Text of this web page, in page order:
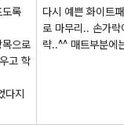
록
으로
고 학
다지
다시 예쁜 화이트
로 마무리.. 손가
략..^^ 매트부분에